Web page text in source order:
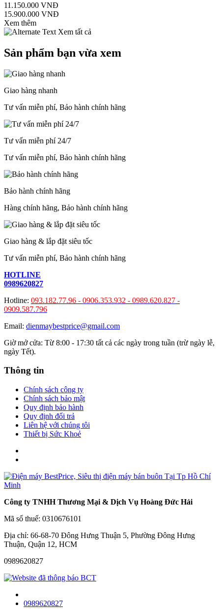
11.150.000 VNĐ
15.900.000 VNĐ
Xem thêm
Xem tất cả
Sản phẩm bạn vừa xem
Giao hàng nhanh
Tư vấn miễn phí, Bảo hành chính hãng
Tư vấn miễn phí 24/7
Tư vấn miễn phí, Bảo hành chính hãng
Bảo hành chính hãng
Hàng chính hãng, Bảo hành chính hãng
Giao hàng & lắp đặt siêu tốc
Tư vấn miễn phí, Bảo hành chính hãng
HOTLINE
0989620827
Hotline: 093.182.77.96 - 0906.353.932 - 0989.620.827 -
0909.587.796
Email: dienmaybestprice@gmail.com
Giờ mở cửa: Từ 8:00 - 17:30 tất cả các ngày trong tuần (trừ ngày lễ,
ngày Tết).
Thông tin
Chính sách công ty
Chính sách bảo mật
Quy định bảo hành
Quy định đổi trả
Liên hệ với chúng tôi
Thiết bị Sức Khoẻ
Công ty TNHH Thương Mại & Dịch Vụ Hoàng Đức Hải
Mã số thuế: 0310676101
Địa chỉ: 66-68-70 Đông Hưng Thuận 5, Phường Đông Hưng
Thuận, Quận 12, HCM
0989620827
0989620827